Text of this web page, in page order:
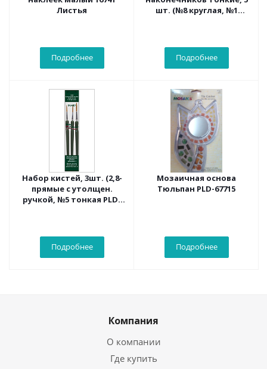
Листья
Подробнее
шт. (№8 круглая, №1
Подробнее
Набор кистей, 3шт. (2,8-
прямые с утолщен.
ручкой, №5 тонкая PLD-
Подробнее
Мозаичная основа
Тюльпан PLD-67715
Подробнее
Компания
О компании
Где купить